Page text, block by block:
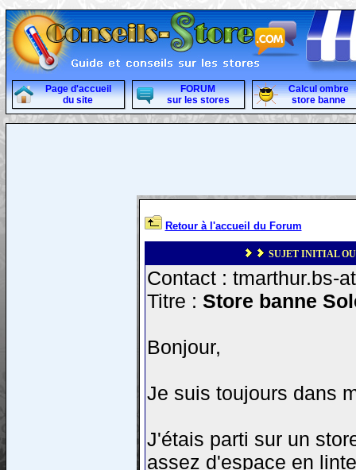
Page d'accueil
du site
FORUM
sur les stores
Calcul ombre
store banne
Retour à l'accueil du Forum
SUJET INITIAL
Contact : tmarthur.bs-
Titre : Store banne
Bonjour,
Je suis toujours dans
J'étais parti sur un
assez d'espace en